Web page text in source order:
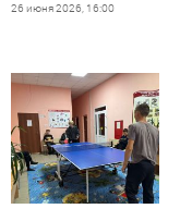
26 июня 2026, 16:00